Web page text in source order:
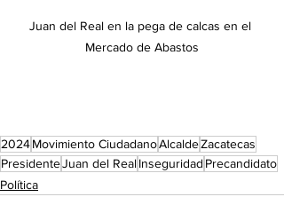
Juan del Real en la pega de calcas en el
Mercado de Abastos
2024Movimiento CiudadanoAlcaldeZacatecas
PresidenteJuan del RealInseguridad Precandidato
Política